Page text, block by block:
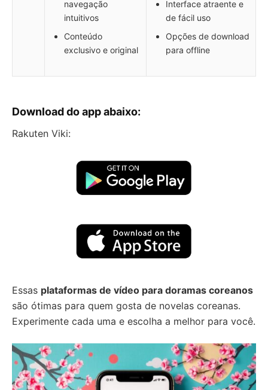
navegação
intuitivos
Conteúdo
exclusivo e original
Interface atraente e
de fácil uso
Opções de download
para offline
Download do app abaixo:
Rakuten Viki:
Essas plataformas de vídeo para doramas coreanos
são ótimas para quem gosta de novelas coreanas.
Experimente cada uma e escolha a melhor para você.